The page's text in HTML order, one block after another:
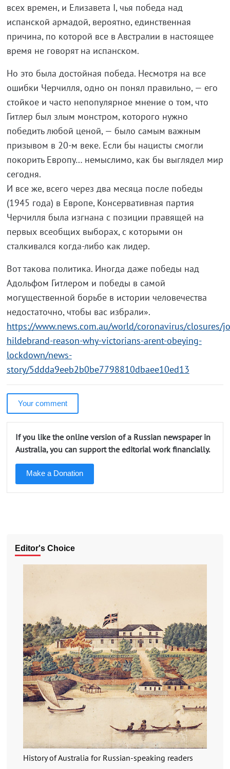
всех времен, и Елизавета I, чья победа над
испанской армадой, вероятно, единственная
причина, по которой все в Австралии в настоящее
время не говорят на испанском.
Но это была достойная победа. Несмотря на все
ошибки Черчилля, одно он понял правильно, — его
стойкое и часто непопулярное мнение о том, что
Гитлер был злым монстром, которого нужно
победить любой ценой, — было самым важным
призывом в 20-м веке. Если бы нацисты смогли
покорить Европу… немыслимо, как бы выглядел мир
сегодня.
И все же, всего через два месяца после победы
(1945 года) в Европе, Консервативная партия
Черчилля была изгнана с позиции правящей на
первых всеобщих выборах, с которыми он
сталкивался когда-либо как лидер.
Вот такова политика. Иногда даже победы над
Адольфом Гитлером и победы в самой
могущественной борьбе в истории человечества
недостаточно, чтобы вас избрали».
https://www.news.com.au/world/coronavirus/closures/
hildebrand-reason-why-victorians-arent-obeying-
lockdown/news-
story/5ddda9eeb2b0be7798810dbaee10ed13
Your comment
If you like the online version of a Russian newspaper in
Australia, you can support the editorial work financially.
Make a Donation
Editor's Choice
History of Australia for Russian-speaking readers